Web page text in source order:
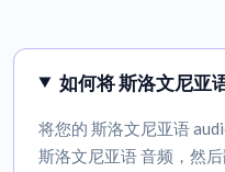
如何将 斯洛文尼亚
将您的 斯洛文尼亚语
斯洛文尼亚语 音频，然